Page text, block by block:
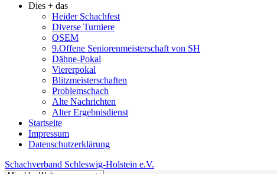
Dies + das
Heider Schachfest
Diverse Turniere
OSEM
9.Offene Seniorenmeisterschaft von SH
Dähne-Pokal
Viererpokal
Blitzmeisterschaften
Problemschach
Alte Nachrichten
Alter Ergebnisdienst
Startseite
Impressum
Datenschutzerklärung
Schachverband Schleswig-Holstein e.V.